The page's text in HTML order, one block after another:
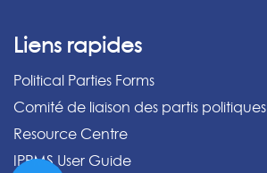
Liens rapides
Political Parties Forms
Comité de liaison des partis politiques
Resource Centre
IPPMS User Guide